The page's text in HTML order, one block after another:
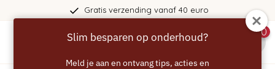
Gratis verzending vanaf 40 euro
0
Slim besparen op onderhoud?
Meld je aan en ontvang tips, acties en